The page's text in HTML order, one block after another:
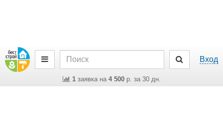
Вход
1заявка на 4 500р. за 30 дн.